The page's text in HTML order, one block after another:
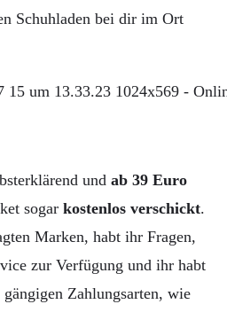
Schuhladen bei dir im Ort
und ab 39 Euro
sogar kostenlos verschickt.
Marken, habt ihr Fragen,
zur Verfügung und ihr habt
Zahlungsarten, wie